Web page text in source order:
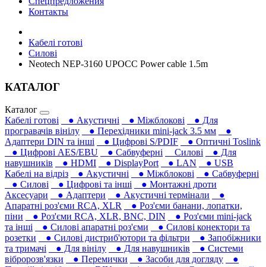
Контакты
Кабелі готові
Силові
Neotech NEP-3160 UPOCC Power cable 1.5m
КАТАЛОГ
Каталог
Кабелі готові
● Акустичні ● Міжблокові
● Для
програвачів вінілу
● Перехідники mini-jack 3.5 мм
●
Адаптери DIN та інші
● Цифрові S/PDIF
● Оптичні Toslink
● Цифрові AES/EBU
● Сабвуферні Силові
● Для
навушників‎
● HDMI ● DisplayPort ● LAN
● USB
Кабелі на відріз
● Акустичні ● Міжблокові
● Сабвуферні
● Силові
● Цифрові та інші
● Монтажні дроти
Аксесуари
● Адаптери ● Акустичні термінали
●
Апаратні роз'єми RCA, XLR
● Роз'єми банани, лопатки,
піни
● Роз'єми RCA, XLR, BNC, DIN
● Роз'єми mini-jack
та інші
● Силові апаратні роз'єми
● Силові конектори та
розетки
● Силові дистриб'ютори та фільтри
● Запобіжники
та тримачі
● Для вінілу ● Для навушників‎
● Системи
вібророзв'язки
● Перемички ● Засоби для догляду
●